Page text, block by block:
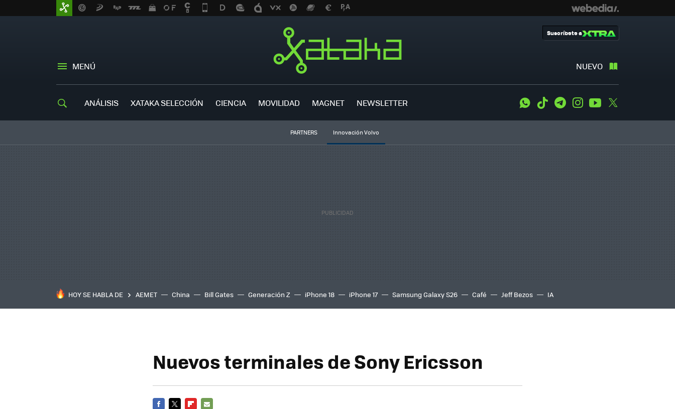
MENÚ NUEVO
Suscríbete a
ANÁLISIS XATAKA SELECCIÓN CIENCIA MOVILIDAD MAGNET NEWSLETTER WhatsApp
Tiktok TelegramInstagramYoutube
PARTNERS Innovación Volvo
HOY SE HABLA DE AEMET China Bill Gates Generación Z iPhone 18 iPhone 17 Samsung Galaxy S26 Café Jeff Bezos IA
Nuevos terminales de Sony Ericsson